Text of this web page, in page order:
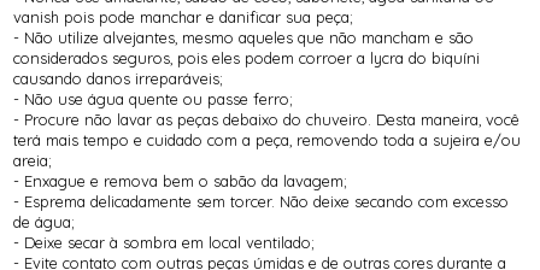
vanish pois pode manchar e danificar sua peça;
- Não utilize alvejantes, mesmo aqueles que não mancham e são
considerados seguros, pois eles podem corroer a lycra do biquíni
causando danos irreparáveis;
- Não use água quente ou passe ferro;
- Procure não lavar as peças debaixo do chuveiro. Desta maneira, você
terá mais tempo e cuidado com a peça, removendo toda a sujeira e/ou
areia;
- Enxague e remova bem o sabão da lavagem;
- Esprema delicadamente sem torcer. Não deixe secando com excesso
de água;
- Deixe secar à sombra em local ventilado;
- Evite contato com outras peças úmidas e de outras cores durante a